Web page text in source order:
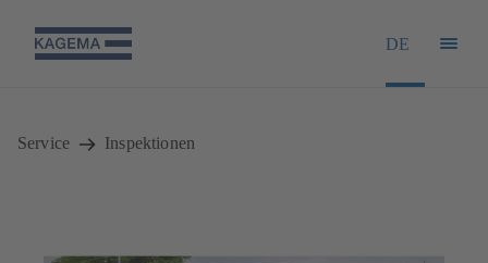
DE
Service Inspektionen